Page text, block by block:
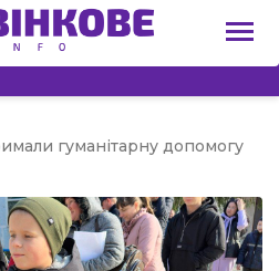
гуманітарну допомогу